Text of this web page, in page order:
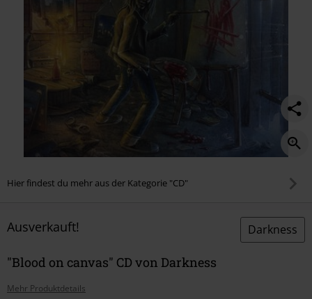
Hier findest du mehr aus der Kategorie "CD"
Ausverkauft! Darkness
"Blood on canvas" CD von Darkness
Mehr Produktdetails